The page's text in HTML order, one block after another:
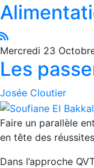
Mercredi 23
Les
Josée Cloutier
Faire un parallèle
en tête des
Dans l’approche